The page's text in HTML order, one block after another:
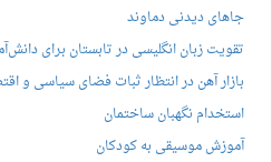
جاهای دیدنی دماوند
تقویت زبان انگلیسی در تابستان برای
بازار آهن در انتظار ثبات فضای سیاسی و
استخدام نگهبان ساختمان
آموزش موسیقی به کودکان